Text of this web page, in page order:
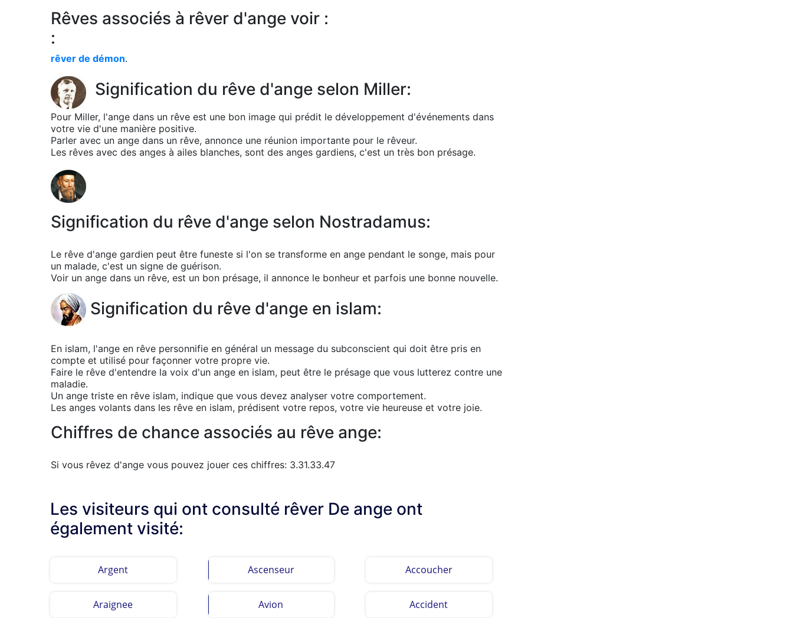
Rêves associés à rêver d'ange voir :
:
rêver de démon.
Signification du rêve d'ange selon Miller:
Pour Miller, l'ange dans un rêve est une bon image qui prédit le développement d'événements dans
votre vie d'une manière positive.
Parler avec un ange dans un rêve, annonce une réunion importante pour le rêveur.
Les rêves avec des anges à ailes blanches, sont des anges gardiens, c'est un très bon présage.
Signification du rêve d'ange selon Nostradamus:
Le rêve d'ange gardien peut être funeste si l'on se transforme en ange pendant le songe, mais pour
un malade, c'est un signe de guérison.
Voir un ange dans un rêve, est un bon présage, il annonce le bonheur et parfois une bonne nouvelle.
Signification du rêve d'ange en islam:
En islam, l'ange en rêve personnifie en général un message du subconscient qui doit être pris en
compte et utilisé pour façonner votre propre vie.
Faire le rêve d'entendre la voix d'un ange en islam, peut être le présage que vous lutterez contre une
maladie.
Un ange triste en rêve islam, indique que vous devez analyser votre comportement.
Les anges volants dans les rêve en islam, prédisent votre repos, votre vie heureuse et votre joie.
Chiffres de chance associés au rêve ange:
Si vous rêvez d'ange vous pouvez jouer ces chiffres: 3.31.33.47
Les visiteurs qui ont consulté rêver De ange ont
également visité:
Argent Ascenseur Accoucher
Araignee Avion Accident